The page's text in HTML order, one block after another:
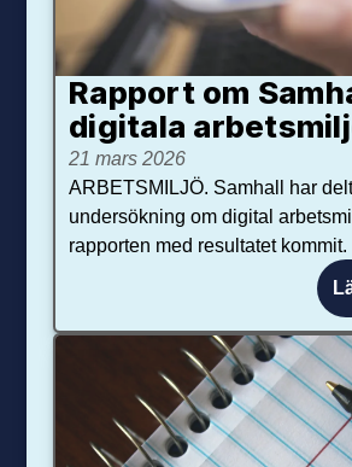
Rapport om
digitala
21 mars 2026
ARBETSMILJÖ. Samhall har
undersökning om digital
rapporten med resultatet kommit.